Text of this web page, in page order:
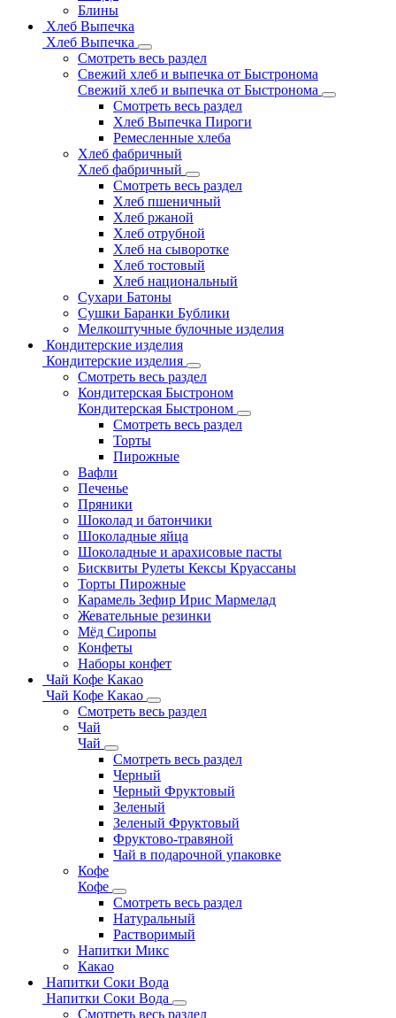
Блины
Хлеб Выпечка
Хлеб Выпечка
Смотреть весь раздел
Свежий хлеб и выпечка от Быстронома
Свежий хлеб и выпечка от Быстронома
Смотреть весь раздел
Хлеб Выпечка Пироги
Ремесленные хлеба
Хлеб фабричный
Хлеб фабричный
Смотреть весь раздел
Хлеб пшеничный
Хлеб ржаной
Хлеб отрубной
Хлеб на сыворотке
Хлеб тостовый
Хлеб национальный
Сухари Батоны
Сушки Баранки Бублики
Мелкоштучные булочные изделия
Кондитерские изделия
Кондитерские изделия
Смотреть весь раздел
Кондитерская Быстроном
Кондитерская Быстроном
Смотреть весь раздел
Торты
Пирожные
Вафли
Печенье
Пряники
Шоколад и батончики
Шоколадные яйца
Шоколадные и арахисовые пасты
Бисквиты Рулеты Кексы Круассаны
Торты Пирожные
Карамель Зефир Ирис Мармелад
Жевательные резинки
Мёд Сиропы
Конфеты
Наборы конфет
Чай Кофе Какао
Чай Кофе Какао
Смотреть весь раздел
Чай
Чай
Смотреть весь раздел
Черный
Черный Фруктовый
Зеленый
Зеленый Фруктовый
Фруктово-травяной
Чай в подарочной упаковке
Кофе
Кофе
Смотреть весь раздел
Натуральный
Растворимый
Напитки Микс
Какао
Напитки Соки Вода
Напитки Соки Вода
Смотреть весь раздел